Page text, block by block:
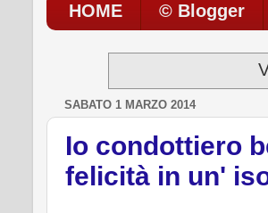
HOME © Blogger
SABATO 1 MARZO 2014
Io condottiero
felicità in un'